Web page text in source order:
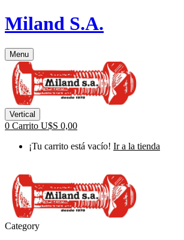
Miland S.A.
Menu
Vertical
0 Carrito U$S 0,00
¡Tu carrito está vacío! Ir a la tienda
Category